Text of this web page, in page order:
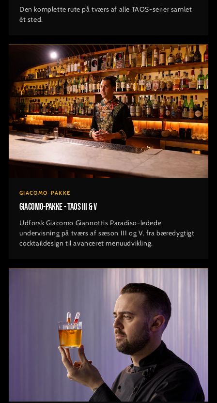
Den komplette rute på tværs af alle TAOS-serier samlet
ét sted.
GIACOMO-PAKKE
Giacomo-pakke - TAOS III & V
Udforsk Giacomo Giannottis Paradiso-ledede
undervisning på tværs af sæson III og V, fra bæredygtigt
cocktaildesign til avanceret menuudvikling.